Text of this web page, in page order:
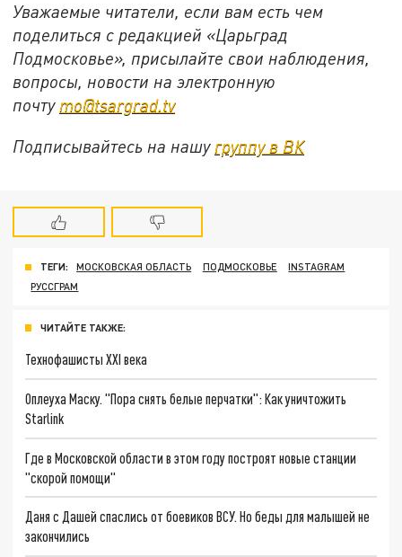
Уважаемые читатели, если вам есть чем
поделиться с редакцией «Царьград
Подмосковье», присылайте свои наблюдения,
вопросы, новости на электронную
почту mo@tsargrad.tv
Подписывайтесь на нашу группу в ВК
ТЕГИ: МОСКОВСКАЯ ОБЛАСТЬ ПОДМОСКОВЬЕ
INSTAGRAM
РУССГРАМ
ЧИТАЙТЕ ТАКЖЕ:
Технофашисты XXI века
Оплеуха Маску. "Пора снять белые перчатки": Как уничтожить
Starlink
Где в Московской области в этом году построят новые станции
"скорой помощи"
Даня с Дашей спаслись от боевиков ВСУ. Но беды для малышей не
закончились